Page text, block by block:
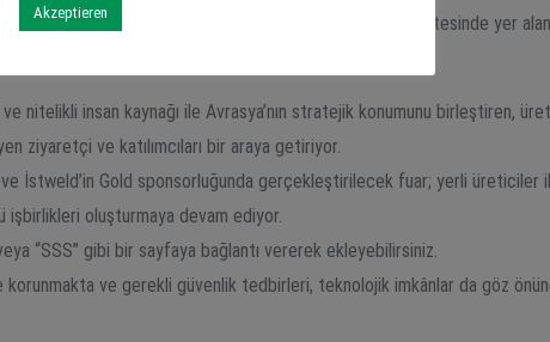
KOSGEB’in her yıl güncellediği nitelikli fuarlar listesinde yer alan
nitelikli insan kaynağı ile Avrasya’nın stratejik konumunu birleştiren,
ziyaretçi ve katılımcıları bir araya getiriyor.
ve İstweld’in Gold sponsorluğunda gerçekleştirilecek fuar; yerli üreticiler
oluşturmaya devam ediyor.
veya “SSS” gibi bir sayfaya bağlantı vererek ekleyebilirsiniz.
ve gerekli güvenlik tedbirleri, teknolojik imkânlar da göz
Akzeptieren